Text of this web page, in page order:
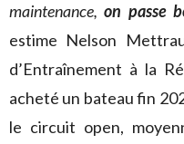
maintenance,on passe
estime Nelson
d’Entraînement à la
acheté un bateau fin
le circuit open,